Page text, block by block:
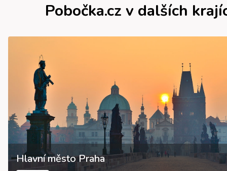
Pobočka.cz v dalších
Hlavní město Praha